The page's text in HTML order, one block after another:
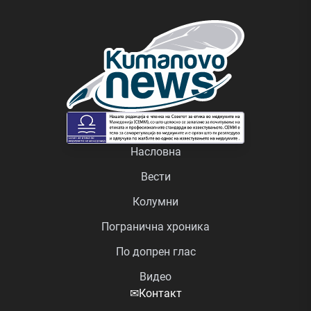
Насловна
Вести
Колумни
Погранична хроника
По допрен глас
Видео
✉Контакт